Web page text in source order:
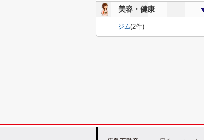
美容・健康
ジム(2件)